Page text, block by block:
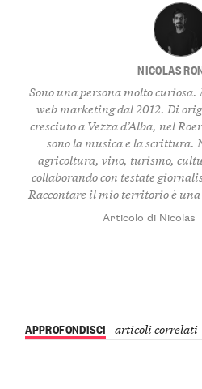
NICOLAS
Sono una persona molto
web marketing dal 2012. Di
cresciuto a Vezza d’Alba, nel
sono la musica e la scrittura.
agricoltura, vino, turismo,
collaborando con testate
Raccontare il mio territorio è
Articolo di Nicolas
APPROFONDISCI articoli correlati